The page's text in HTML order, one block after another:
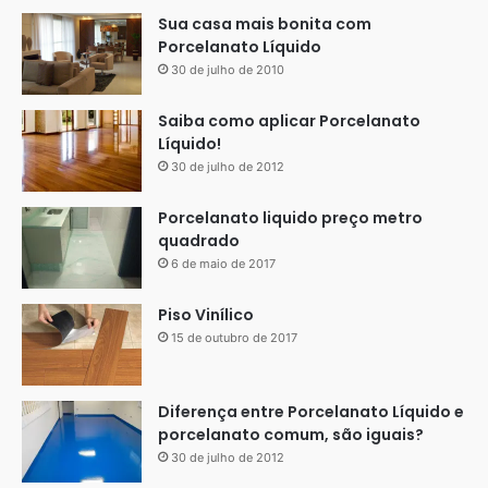
Sua casa mais bonita com
Porcelanato Líquido
30 de julho de 2010
Saiba como aplicar Porcelanato
Líquido!
30 de julho de 2012
Porcelanato liquido preço metro
quadrado
6 de maio de 2017
Piso Vinílico
15 de outubro de 2017
Diferença entre Porcelanato Líquido e
porcelanato comum, são iguais?
30 de julho de 2012